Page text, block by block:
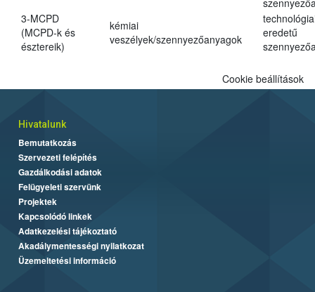
3-MCPD
(MCPD-k és
észtereik)
kémiai
veszélyek/szennyezőanyagok
eredetű
Cookie beállítások
Hivatalunk
Bemutatkozás
Szervezeti felépítés
Gazdálkodási adatok
Felügyeleti szervünk
Projektek
Kapcsolódó linkek
Adatkezelési tájékoztató
Akadálymentességi nyilatkozat
Üzemeltetési információ